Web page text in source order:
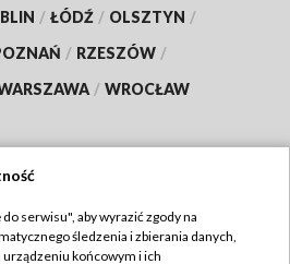
/ ŁÓDŹ / OLSZTYN /
/ RZESZÓW /
/ WROCŁAW
TVP
serwisu", aby wyrazić zgody na
śledzenia i zbierania danych,
końcowym i ich